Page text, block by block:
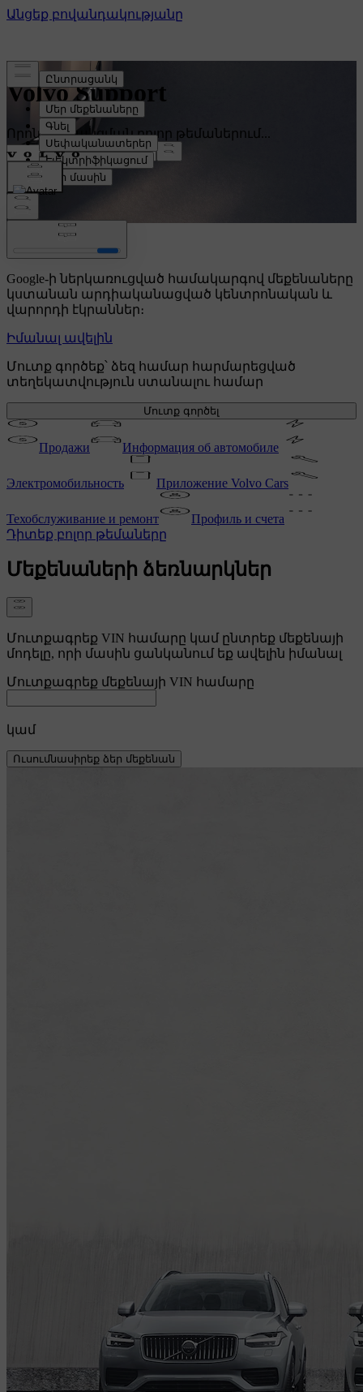
Volvo Support
Որոնել աջակցման բոլոր թեմաներում...
Volvo Car UX
Google-ի ներկառուցված համակարգով մեքենաները
կստանան արդիականացված կենտրոնական և
վարորդի էկրաններ։
Իմանալ ավելին
Մուտք գործեք՝ ձեզ համար հարմարեցված
տեղեկատվություն ստանալու համար
Մուտք գործել
Продажи Информация об автомобиле
Электромобильность Приложение Volvo Cars
Техобслуживание и ремонт
Профиль и счета
Դիտեք բոլոր թեմաները
Մեքենաների ձեռնարկներ
Մուտքագրեք VIN համարը կամ ընտրեք մեքենայի
մոդելը, որի մասին ցանկանում եք ավելին իմանալ
Մուտքագրեք մեքենայի VIN համարը
կամ
Ուսումնասիրեք ձեր մեքենան